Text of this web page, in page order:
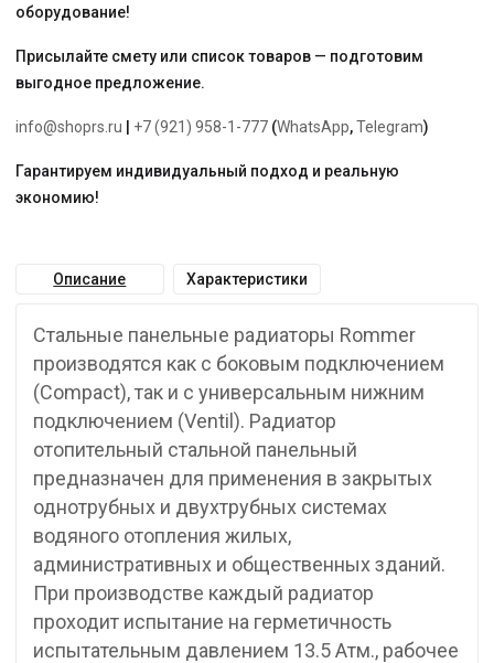
оборудование!
Присылайте смету или список товаров — подготовим
выгодное предложение.
info@shoprs.ru +7 (921) 958-1-777 (WhatsApp,Telegram)
Гарантируем индивидуальный подход и реальную
экономию!
Описание Характеристики
Стальные панельные радиаторы Rommer
производятся как с боковым подключением
(Compact), так и с универсальным нижним
подключением (Ventil). Радиатор
отопительный стальной панельный
предназначен для применения в закрытых
однотрубных и двухтрубных системах
водяного отопления жилых,
административных и общественных зданий.
При производстве каждый радиатор
проходит испытание на герметичность
испытательным давлением 13.5 Атм., рабочее